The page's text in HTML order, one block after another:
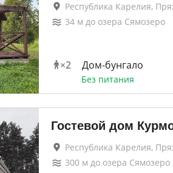
Республика Карелия,
34м до озера Сямозеро
×2 Дом-бунгало
Без питания
Гостевой дом
Республика Карелия,
300м до озера Сямозеро